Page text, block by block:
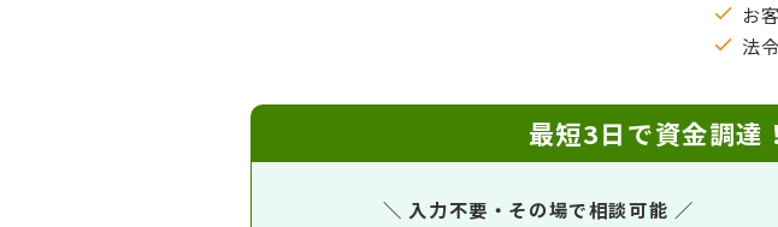
お
法
最短3日で資金調達！
＼ 入力不要・その場で相談可能 ／